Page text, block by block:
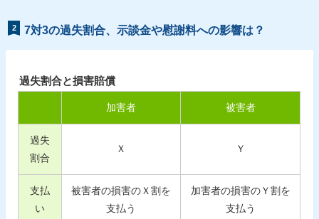
2 7対3の過失割合、示談金や慰謝料への影響は？
過失割合と損害賠償
加害者 被害者
過失
割合
Ｘ Ｙ
支払
い
被害者の損害のＸ割を
支払う
加害者の損害のＹ割を
支払う